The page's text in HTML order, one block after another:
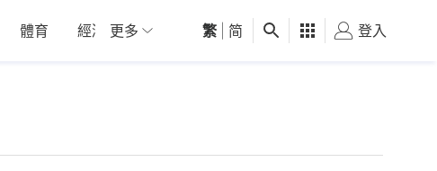
體育 經濟 01深圳 觀點 健康 好食玩飛
更多 繁 简 登入